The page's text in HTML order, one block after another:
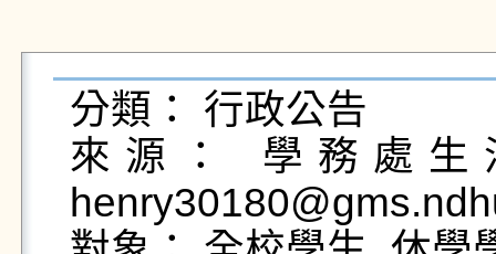
分類： 行政公告
來源： 學務處